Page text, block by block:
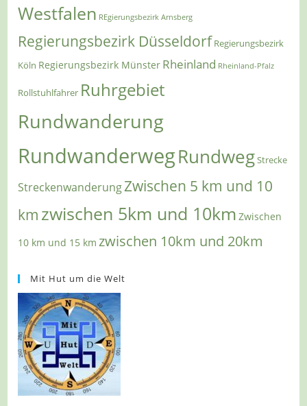
Westfalen REgierungsbezirk Arnsberg
Regierungsbezirk Düsseldorf Regierungsbezirk
Köln Regierungsbezirk Münster Rheinland Rheinland-Pfalz
Rollstuhlfahrer Ruhrgebiet
Rundwanderung
RundwanderwegRundwegStrecke
StreckenwanderungZwischen 5 km und 10
km zwischen 5km und 10km Zwischen
10 km und 15 km zwischen 10km und 20km
Mit Hut um die Welt